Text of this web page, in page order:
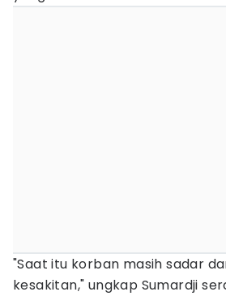
"Saat itu korban masih sadar
kesakitan," ungkap Sumardji